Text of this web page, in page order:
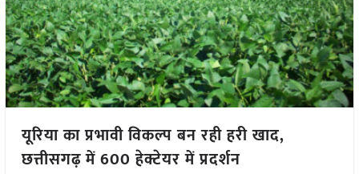
यूरिया का प्रभावी विकल्प बन रही हरी खाद,
छत्तीसगढ़ में 600 हेक्टेयर में प्रदर्शन